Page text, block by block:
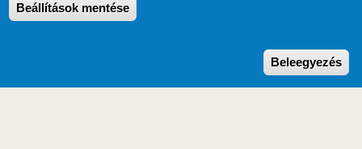
Beállítások mentése
Beleegyezés